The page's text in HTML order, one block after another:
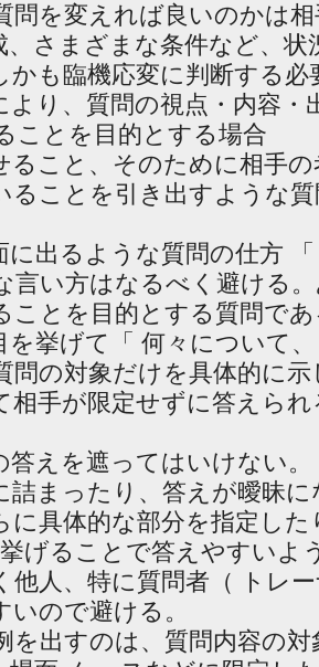
問を変えれば良いのかは
、さまざまな条件など、状
かも臨機応変に判断する必
より、質問の視点・内容・
ことを目的とする場合
ること、そのために相手
ることを引き出すような
に出るような質問の仕方
言い方はなるべく避ける
ことを目的とする質問で
を挙げて「 何々について
問の対象だけを具体的に
相手が限定せずに答えら
答えを遮ってはいけない。
詰まったり、答えが曖昧
に具体的な部分を指定した
げることで答えやすいよ
他人、特に質問者（ トレ
ので避ける。
を出すのは、質問内容の